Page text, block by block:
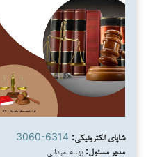
شاپای الکترونیکی: 3060-6314
مدیر مسئول: بهنام مردانی